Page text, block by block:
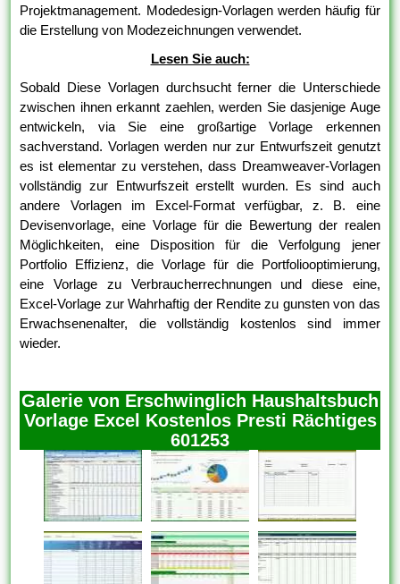
Projektmanagement. Modedesign-Vorlagen werden häufig für
die Erstellung von Modezeichnungen verwendet.
Lesen Sie auch:
Sobald Diese Vorlagen durchsucht ferner die Unterschiede
zwischen ihnen erkannt zaehlen, werden Sie dasjenige Auge
entwickeln, via Sie eine großartige Vorlage erkennen
sachverstand. Vorlagen werden nur zur Entwurfszeit genutzt
es ist elementar zu verstehen, dass Dreamweaver-Vorlagen
vollständig zur Entwurfszeit erstellt wurden. Es sind auch
andere Vorlagen im Excel-Format verfügbar, z. B. eine
Devisenvorlage, eine Vorlage für die Bewertung der realen
Möglichkeiten, eine Disposition für die Verfolgung jener
Portfolio Effizienz, die Vorlage für die Portfoliooptimierung,
eine Vorlage zu Verbraucherrechnungen und diese eine,
Excel-Vorlage zur Wahrhaftig der Rendite zu gunsten von das
Erwachsenenalter, die vollständig kostenlos sind immer
wieder.
Galerie von Erschwinglich Haushaltsbuch
Vorlage Excel Kostenlos Presti Rächtiges
601253